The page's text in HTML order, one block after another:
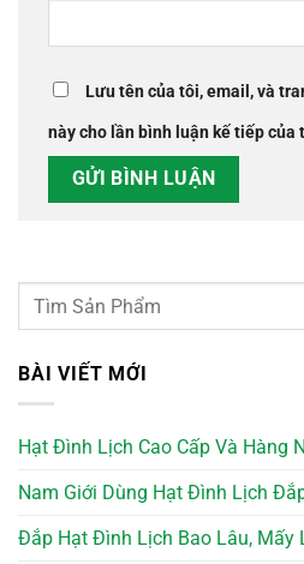
Lưu tên của tôi, email, và
này cho lần bình luận kế tiếp của
BÀI VIẾT MỚI
Hạt Đình Lịch Cao Cấp Và Hàng
Nam Giới Dùng Hạt Đình Lịch
Đắp Hạt Đình Lịch Bao Lâu, Mấy